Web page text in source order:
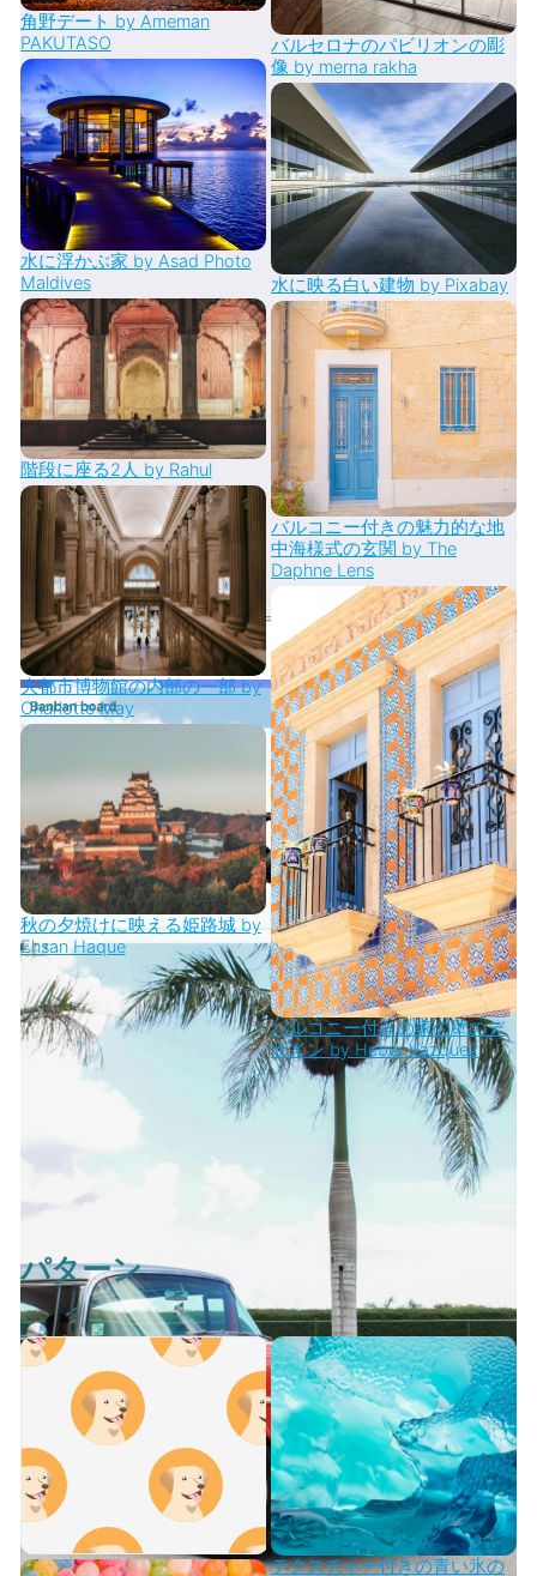
角野デート by Ameman
PAKUTASO
水に浮かぶ家 by Asad Photo
Maldives
階段に座る2人 by Rahul
大都市博物館の内部の一部 by
Charlotte May
秋の夕焼けに映える姫路城 by
Ehsan Haque
バルセロナのパビリオンの彫
像 by merna rakha
水に映る白い建物 by Pixabay
バルコニー付きの魅力的な地
中海様式の玄関 by The
Daphne Lens
バルコニー付きの家の壁のデ
ザイン by Heber Vazquez
パターン
テクスチャー付きの青い氷の